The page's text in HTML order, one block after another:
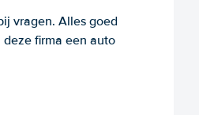
vragen. Alles goed
firma een auto